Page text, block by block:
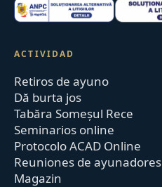
ACTIVIDAD
Retiros de ayuno
Dă burta jos
Tabăra Someșul Rece
Seminarios online
Protocolo ACAD Online
Reuniones de ayunadores
Magazin